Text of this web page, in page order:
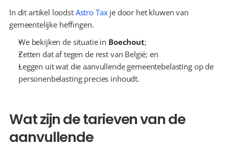
In dit artikel loodst Astro Tax je door het kluwen van
gemeentelijke heffingen.
We bekijken de situatie in Boechout;
Zetten dat af tegen de rest van België; en
Leggen uit wat die aanvullende gemeentebelasting op de
personenbelasting precies inhoudt.
Wat zijn de tarieven van de
aanvullende